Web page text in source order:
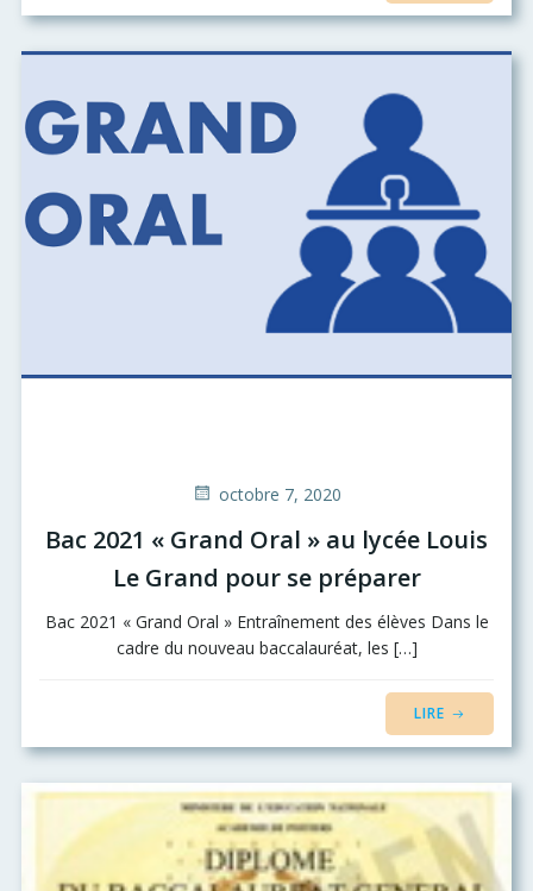
octobre 7, 2020
Bac 2021 « Grand Oral » au lycée Louis
Le Grand pour se préparer
Bac 2021 « Grand Oral » Entraînement des élèves Dans le
cadre du nouveau baccalauréat, les […]
LIRE